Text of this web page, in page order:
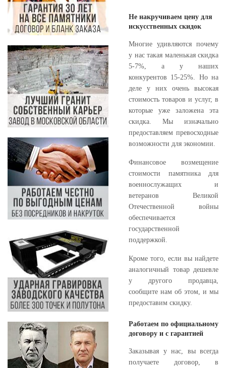
Не накручиваем цену для
искусственных скидок
Многие удивляются почему
у нас такая маленькая скидка
5-7%, а у наших
конкурентов 15-25%. Но на
деле у них очень высокая
стоимость товаров и услуг, в
которые уже заложена эта
скидка. Мы изначально
предоставляем превосходные
возможности для экономии.
Финансовое возмещение
стоимости памятника для
военнослужащих и
ветеранов Великой
Отечественной войны
обеспечивается
государственной
поддержкой.
Кроме того, если вы найдете
аналогичный товар дешевле
у другого продавца,
сообщите нам об этом, и мы
предоставим скидку.
Работаем по официальному
договору и с гарантией
Заказывая у нас, вы всегда
получаете договор, в